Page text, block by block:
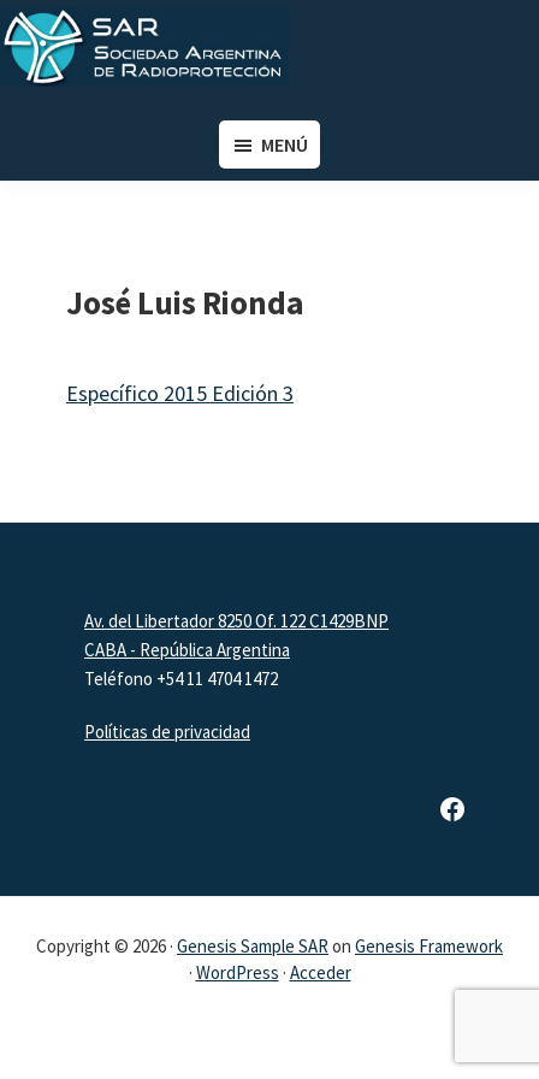
Saltar
al
contenido
Saltar
al
de
MENÚ
José Luis Rionda
Específico 2015 Edición 3
FooterAv. del Libertador 8250 Of. 122 C1429BNP
CABA - República Argentina
Teléfono +54 11 4704 1472
Políticas de privacidad
Página de Facebook de SAR
Copyright © 2026 · Genesis Sample SARon Genesis Framework
· WordPress · Acceder